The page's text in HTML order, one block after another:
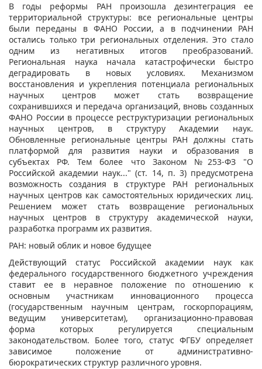
В годы реформы РАН произошла дезинтеграция ее
территориальной структуры: все региональные центры
были переданы в ФАНО России, а в подчинении РАН
остались только три региональных отделения. Это стало
одним из негативных итогов преобразований.
Региональная наука начала катастрофически быстро
деградировать в новых условиях. Механизмом
восстановления и укрепления потенциала региональных
научных центров может стать возвращение
сохранившихся и передача организаций, вновь созданных
ФАНО России в процессе реструктуризации региональных
научных центров, в структуру Академии наук.
Обновленные региональные центры РАН должны стать
платформой для развития науки и образования в
субъектах РФ. Тем более что Законом №253-ФЗ "О
Российской академии наук..." (ст. 14, п. 3) предусмотрена
возможность создания в структуре РАН региональных
научных центров как самостоятельных юридических лиц.
Решением может стать возвращение региональных
научных центров в структуру академической науки,
разработка программ их развития.
РАН: новый облик и новое будущее
Действующий статус Российской академии наук как
федерального государственного бюджетного учреждения
ставит ее в неравное положение по отношению к
основным участникам инновационного процесса
(государственным научным центрам, госкорпорациям,
ведущим университетам), организационно-правовая
форма которых регулируется специальным
законодательством. Более того, статус ФГБУ определяет
зависимое положение от административно-
бюрократических структур различного уровня.